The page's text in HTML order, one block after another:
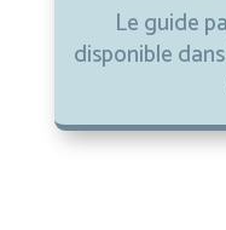
Le guide
disponible